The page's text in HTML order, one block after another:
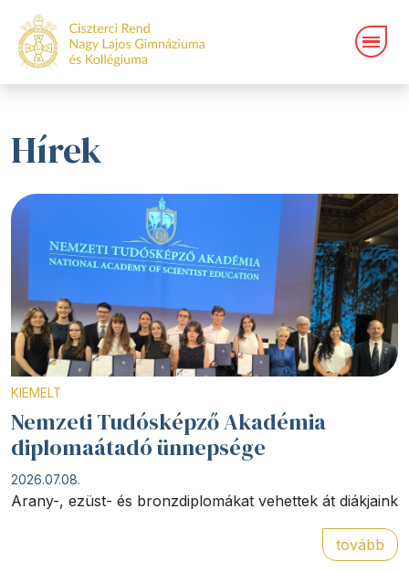
Hírek
KIEMELT
Nemzeti Tudósképző Akadémia
diplomaátadó ünnepsége
2026.07.08.
Arany-, ezüst- és bronzdiplomákat vehettek át diákjaink
tovább